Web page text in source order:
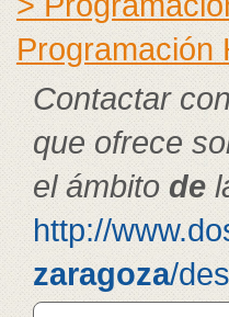
Programación
Contactar
que ofrece
el ámbitode
http://
zaragoza/